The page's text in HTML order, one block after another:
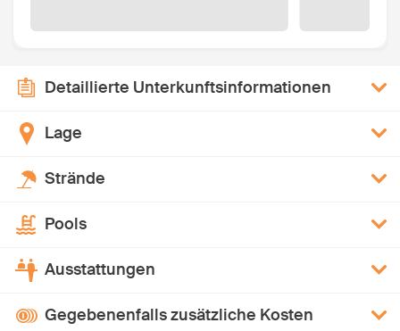
Detaillierte Unterkunftsinformationen
Lage
Strände
Pools
Ausstattungen
Gegebenenfalls zusätzliche Kosten